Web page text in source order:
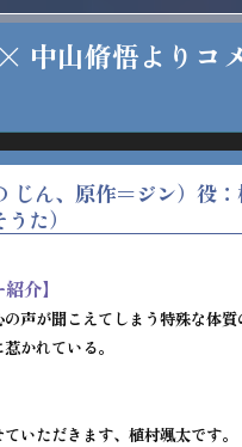
中山脩悟よりコ
じん、原作＝ジン）役
た）
介】
声が聞こえてしまう特殊な体質
かれている。
いただきます、植村颯太です。